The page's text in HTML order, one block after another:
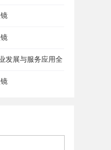
发展与服务应用全